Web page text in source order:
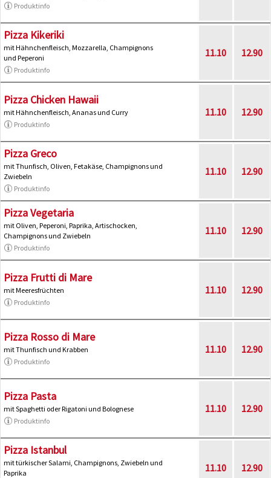
Produktinfo
Pizza Kikeriki
mit Hähnchenfleisch, Mozzarella, Champignons
und Peperoni
Produktinfo
11.10 12.90
Pizza Chicken Hawaii
mit Hähnchenfleisch, Ananas und Curry
Produktinfo
11.10 12.90
Pizza Greco
mit Thunfisch, Oliven, Fetakäse, Champignons und
Zwiebeln
Produktinfo
11.10 12.90
Pizza Vegetaria
mit Oliven, Peperoni, Paprika, Artischocken,
Champignons und Zwiebeln
Produktinfo
11.10 12.90
Pizza Frutti di Mare
mit Meeresfrüchten
Produktinfo
11.10 12.90
Pizza Rosso di Mare
mit Thunfisch und Krabben
Produktinfo
11.10 12.90
Pizza Pasta
mit Spaghetti oder Rigatoni und Bolognese
Produktinfo
11.10 12.90
Pizza Istanbul
mit türkischer Salami, Champignons, Zwiebeln und
Paprika
11.10 12.90